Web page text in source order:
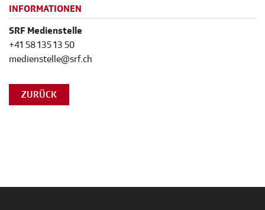
INFORMATIONEN
SRF Medienstelle
+41 58 135 13 50
medienstelle@srf.ch
ZURÜCK